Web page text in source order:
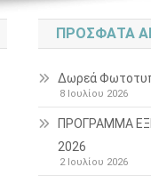
ΠΡΌΣΦΑΤΑ
Δωρεά
8 Ιουλίου 2026
ΠΡΟΓΡΑΜΜΑ
2026
2 Ιουλίου 2026